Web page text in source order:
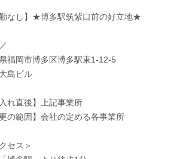
なし】★博多駅筑紫口前の好立地★
福岡市博多区博多駅東1-12-5
島ビル
れ直後】上記事業所
の範囲】会社の定める各事業所
セス＞